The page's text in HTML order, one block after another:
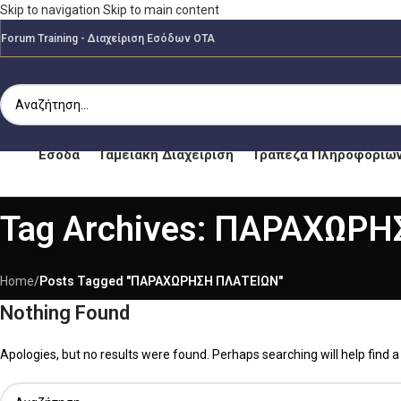
Skip to navigation Skip to main content
Forum Training - Διαχείριση Εσόδων ΟΤΑ
Έσοδα Ταμειακή Διαχείριση Τράπεζα
Tag Archives:
Home/Posts Tagged "ΠΑΡΑΧΩΡΗΣΗ ΠΛΑΤΕΙΩΝ"
Nothing Found
Apologies, but no results were found. Perhaps searching will help find